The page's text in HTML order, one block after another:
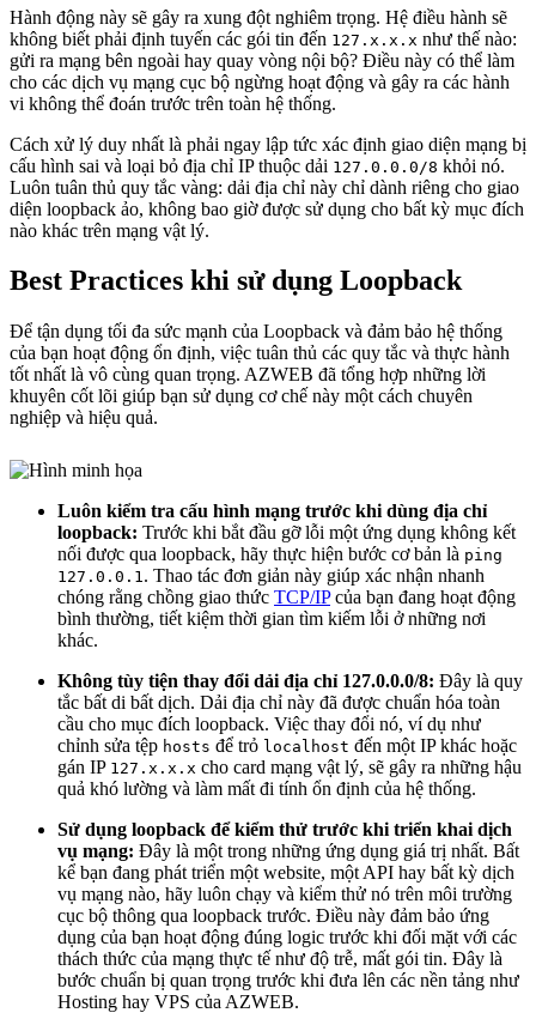
Hành động này sẽ gây ra xung đột nghiêm trọng. Hệ điều hành sẽ
không biết phải định tuyến các gói tin đến 127.x.x.x như thế nào:
gửi ra mạng bên ngoài hay quay vòng nội bộ? Điều này có thể làm
cho các dịch vụ mạng cục bộ ngừng hoạt động và gây ra các hành
vi không thể đoán trước trên toàn hệ thống.
Cách xử lý duy nhất là phải ngay lập tức xác định giao diện mạng bị
cấu hình sai và loại bỏ địa chỉ IP thuộc dải 127.0.0.0/8 khỏi nó.
Luôn tuân thủ quy tắc vàng: dải địa chỉ này chỉ dành riêng cho giao
diện loopback ảo, không bao giờ được sử dụng cho bất kỳ mục đích
nào khác trên mạng vật lý.
Best Practices khi sử dụng Loopback
Để tận dụng tối đa sức mạnh của Loopback và đảm bảo hệ thống
của bạn hoạt động ổn định, việc tuân thủ các quy tắc và thực hành
tốt nhất là vô cùng quan trọng. AZWEB đã tổng hợp những lời
khuyên cốt lõi giúp bạn sử dụng cơ chế này một cách chuyên
nghiệp và hiệu quả.
Luôn kiểm tra cấu hình mạng trước khi dùng địa chỉ
loopback: Trước khi bắt đầu gỡ lỗi một ứng dụng không kết
nối được qua loopback, hãy thực hiện bước cơ bản là ping
127.0.0.1. Thao tác đơn giản này giúp xác nhận nhanh
chóng rằng chồng giao thức TCP/IPcủa bạn đang hoạt động
bình thường, tiết kiệm thời gian tìm kiếm lỗi ở những nơi
khác.
Không tùy tiện thay đổi dải địa chỉ 127.0.0.0/8: Đây là quy
tắc bất di bất dịch. Dải địa chỉ này đã được chuẩn hóa toàn
cầu cho mục đích loopback. Việc thay đổi nó, ví dụ như
chỉnh sửa tệp hosts để trỏ localhost đến một IP khác hoặc
gán IP 127.x.x.x cho card mạng vật lý, sẽ gây ra những hậu
quả khó lường và làm mất đi tính ổn định của hệ thống.
Sử dụng loopback để kiểm thử trước khi triển khai dịch
vụ mạng: Đây là một trong những ứng dụng giá trị nhất. Bất
kể bạn đang phát triển một website, một API hay bất kỳ dịch
vụ mạng nào, hãy luôn chạy và kiểm thử nó trên môi trường
cục bộ thông qua loopback trước. Điều này đảm bảo ứng
dụng của bạn hoạt động đúng logic trước khi đối mặt với các
thách thức của mạng thực tế như độ trễ, mất gói tin. Đây là
bước chuẩn bị quan trọng trước khi đưa lên các nền tảng như
Hosting hay VPS của AZWEB.